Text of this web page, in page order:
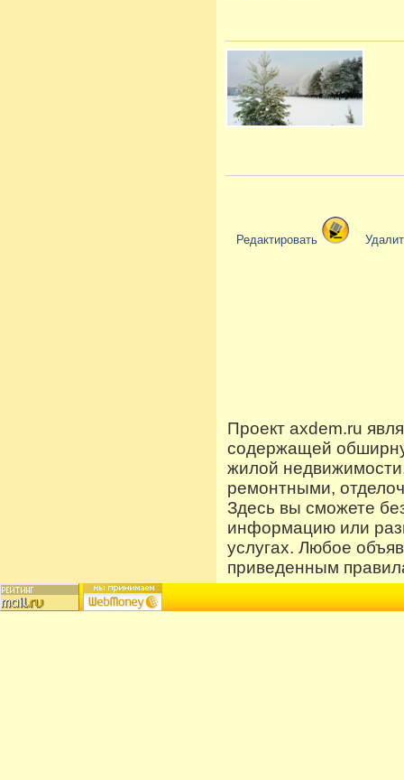
Редактировать
Проект axdem.ru
содержащей
жилой
ремонтными,
Здесь вы сможете
информацию или
услугах. Любое
приведенным